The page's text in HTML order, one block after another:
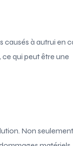
causés à autrui en
ce qui peut être une
Non seulement